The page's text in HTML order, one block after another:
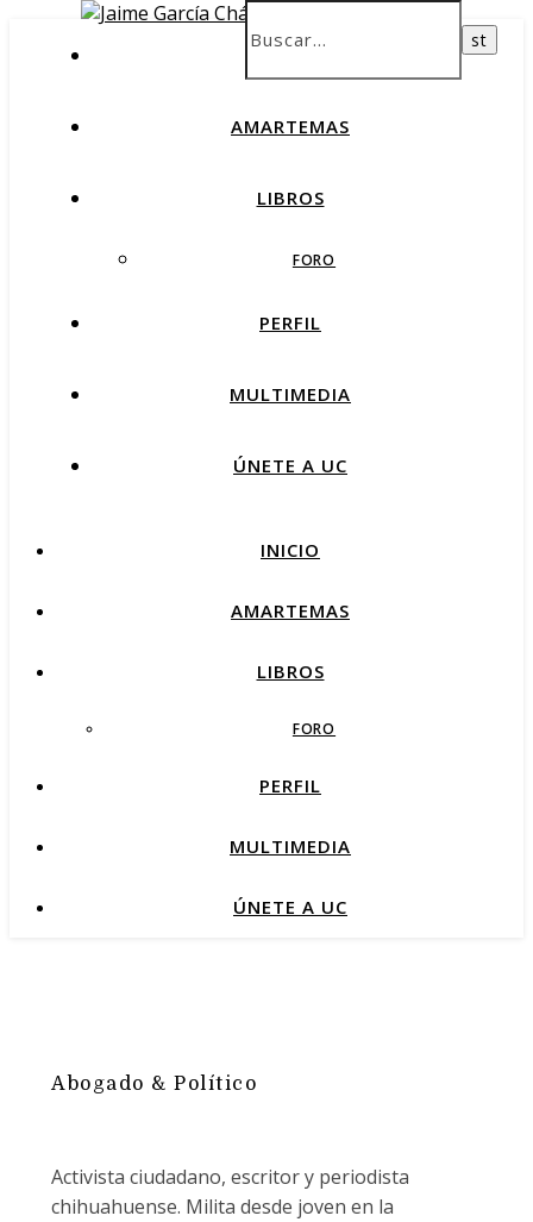
AMARTEMAS
LIBROS
FORO
PERFIL
MULTIMEDIA
ÚNETE A UC
INICIO
AMARTEMAS
LIBROS
FORO
PERFIL
MULTIMEDIA
ÚNETE A UC
Abogado & Político
Activista ciudadano, escritor y periodista
chihuahuense. Milita desde joven en la